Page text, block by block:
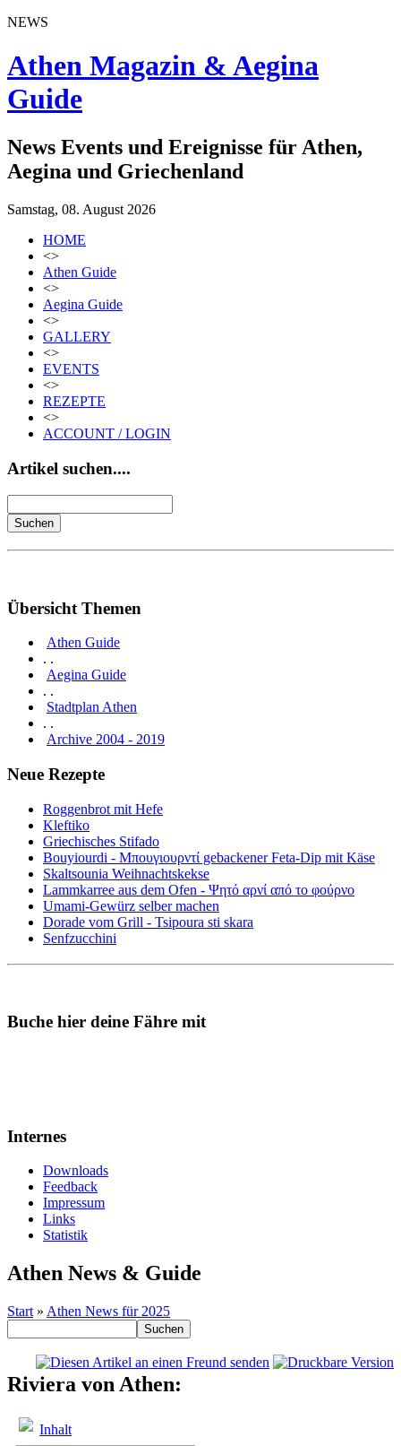
NEWS
Athen Magazin & Aegina
Guide
News Events und Ereignisse für Athen,
Aegina und Griechenland
Samstag, 08. August 2026
HOME
<>
Athen Guide
<>
Aegina Guide
<>
GALLERY
<>
EVENTS
<>
REZEPTE
<>
ACCOUNT / LOGIN
Artikel suchen....
Übersicht Themen
Athen Guide
. .
Aegina Guide
. .
Stadtplan Athen
. .
Archive 2004 - 2019
Neue Rezepte
Roggenbrot mit Hefe
Kleftiko
Griechisches Stifado
Bouyiourdi - Μπουγιουρντί gebackener Feta-Dip mit Käse
Skaltsounia Weihnachtskekse
Lammkarree aus dem Ofen - Ψητό αρνί από το φούρνο
Umami-Gewürz selber machen
Dorade vom Grill - Tsipoura sti skara
Senfzucchini
Buche hier deine Fähre mit
Internes
Downloads
Feedback
Impressum
Links
Statistik
Athen News & Guide
Start » Athen News für 2025
Riviera von Athen:
Inhalt